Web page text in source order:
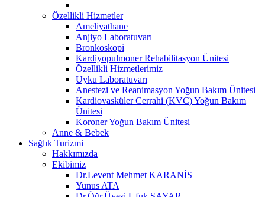
Özellikli Hizmetler
Ameliyathane
Anjiyo Laboratuvarı
Bronkoskopi
Kardiyopulmoner Rehabilitasyon Ünitesi
Özellikli Hizmetlerimiz
Uyku Laboratuvarı
Anestezi ve Reanimasyon Yoğun Bakım Ünitesi
Kardiovasküler Cerrahi (KVC) Yoğun Bakım
Ünitesi
Koroner Yoğun Bakım Ünitesi
Anne & Bebek
Sağlık Turizmi
Hakkımızda
Ekibimiz
Dr.Levent Mehmet KARANİS
Yunus ATA